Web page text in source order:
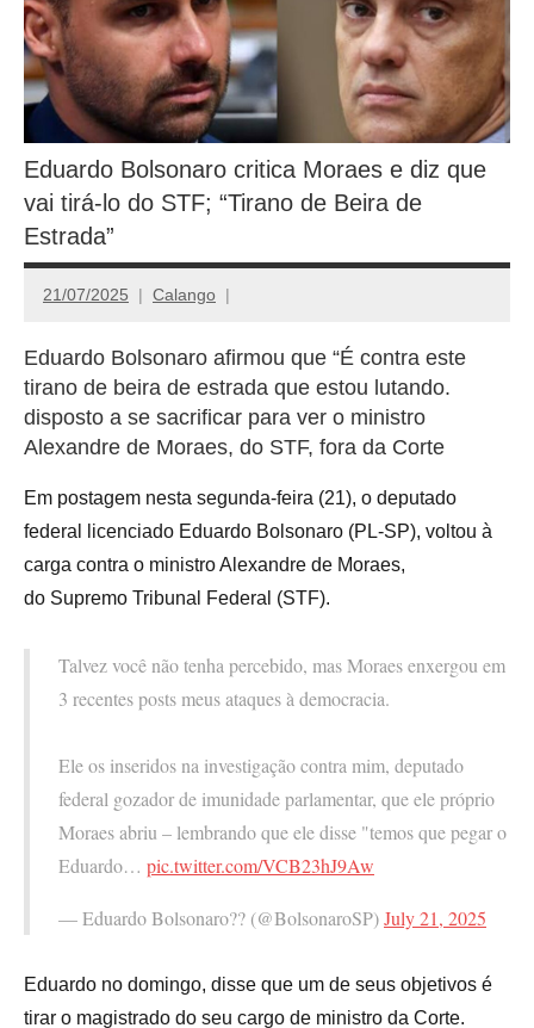
Eduardo Bolsonaro critica Moraes e diz que
vai tirá-lo do STF; “Tirano de Beira de
Estrada”
21/07/2025 Calango
Eduardo Bolsonaro afirmou que “É contra este
tirano de beira de estrada que estou lutando.
disposto a se sacrificar para ver o ministro
Alexandre de Moraes, do STF, fora da Corte
Em postagem nesta segunda-feira (21), o deputado
federal licenciado Eduardo Bolsonaro (PL-SP), voltou à
carga contra o ministro Alexandre de Moraes,
do Supremo Tribunal Federal (STF).
Talvez você não tenha percebido, mas Moraes enxergou em
3 recentes posts meus ataques à democracia.
Ele os inseridos na investigação contra mim, deputado
federal gozador de imunidade parlamentar, que ele próprio
Moraes abriu – lembrando que ele disse "temos que pegar o
Eduardo… pic.twitter.com/VCB23hJ9Aw
— Eduardo Bolsonaro?? (@BolsonaroSP)July 21, 2025
Eduardo no domingo, disse que um de seus objetivos é
tirar o magistrado do seu cargo de ministro da Corte.